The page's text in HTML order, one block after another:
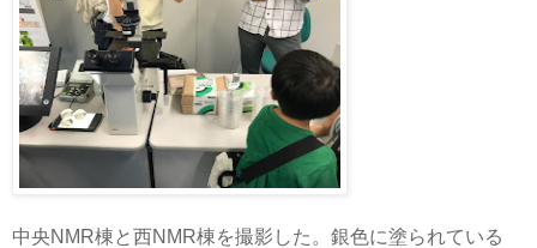
中央NMR棟と西NMR棟を撮影した。銀色に塗られている